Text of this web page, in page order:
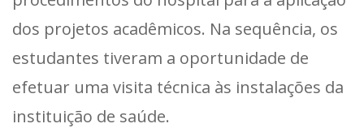
dos projetos acadêmicos. Na sequência, os
estudantes tiveram a oportunidade de
efetuar uma visita técnica às instalações da
instituição de saúde.